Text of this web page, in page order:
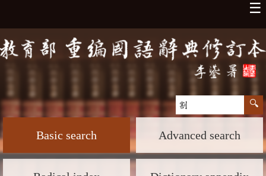
☰
Basic search Advanced search